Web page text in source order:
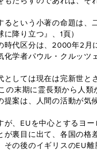
という小著の命題は、
降り立つ』、1頁）
代区分は、2000年2月
学者パウル・クルッ
しては現在は完新世と
末期に霊長類から人
案は、人間の活動が
、EUを中心とするヨ
裏目に出て、各国の
の後のイギリスのEU